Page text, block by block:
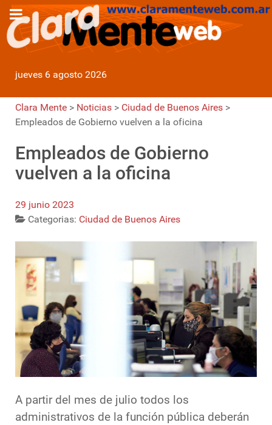
jueves 6 agosto 2026
Clara Mente > Noticias > Ciudad de Buenos Aires >
Empleados de Gobierno vuelven a la oficina
Empleados de Gobierno
vuelven a la oficina
29 junio 2023
Categorias: Ciudad de Buenos Aires
A partir del mes de julio todos los
administrativos de la función pública deberán